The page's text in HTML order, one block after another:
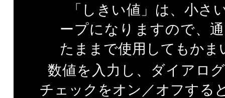
「しきい値」は、小さ
ープになりますので、
たままで使用してもかま
数値を入力し、ダイアロ
チェックをオン／オフする